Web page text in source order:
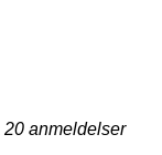
20 anmeldelser